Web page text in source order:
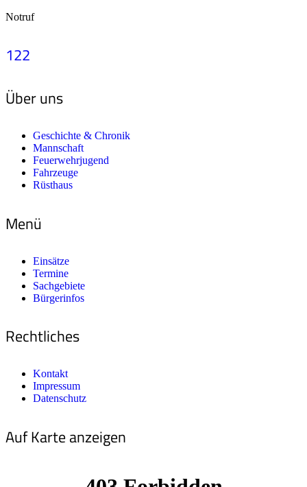
Notruf
122
Über uns
Geschichte & Chronik
Mannschaft
Feuerwehrjugend
Fahrzeuge
Rüsthaus
Menü
Einsätze
Termine
Sachgebiete
Bürgerinfos
Rechtliches
Kontakt
Impressum
Datenschutz
Auf Karte anzeigen